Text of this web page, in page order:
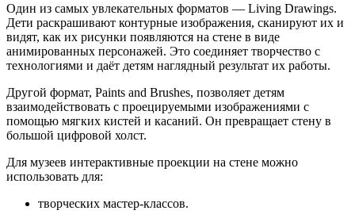
Один из самых увлекательных форматов — Living Drawings.
Дети раскрашивают контурные изображения, сканируют их и
видят, как их рисунки появляются на стене в виде
анимированных персонажей. Это соединяет творчество с
технологиями и даёт детям наглядный результат их работы.
Другой формат, Paints and Brushes, позволяет детям
взаимодействовать с проецируемыми изображениями с
помощью мягких кистей и касаний. Он превращает стену в
большой цифровой холст.
Для музеев интерактивные проекции на стене можно
использовать для:
творческих мастер-классов.